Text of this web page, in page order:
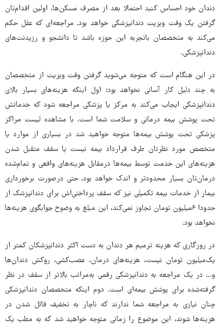
دندان خود احساس کنید احتمالا بعد از مصرف مسکن‌ها، اولین اقدام‌تان
گرفتن یک وقت ویزیت دندانپزشکی خواهد بود. مراجعه‌ای که عقل حکم
می‌کند به متخصصان باتجربه این حوزه باشد تا دانشجو و رزیدنت‌های
دندانپزشکی.
در این هنگام است که متوجه می‌شوید گرفتن وقت ویزیت از متخصصان
به چند دلیل کار آسانی نخواهد بود؛ اول اینکه هزینه‌های بسیار بالای
دندانپزشکی ایجاب می‌کند به مرکز یا پزشکی مراجعه شود که خدماتش
تحت پوشش بیمه درمانی و سلامت شما است. با مشاهده لیست مراکز
پزشکی تحت پوشش بیمه‌ها متوجه خواهید شد در بسیاری از موارد یا
متخصص مورد نظرتان طرف قرارداد بیمه نیست یا سقف متقبل شدن
هزینه‌های این خدمت توسط بیمه‌ها درمقابل هزینه‌های واقعی و تمام‌شده
درمان‌تان بسیار محدودتر و اندک خواهد بود، حتی درصورت برخورداری
بیمار از خدمات بیمه تکمیلی نیز که سقف پرداختی‌اش برای دندانپزشک از
حدودا ۶میلیون تومان تجاوز نمی‌کند، این مبلغ به وضوح جوابگوی هزینه‌ها
نخواهد بود.
در روزگاری که هزینه ترمیم هر دندان به دست اکثر دندانپزشکان کمتر از
یک‌میلیون تومان نیست، هزینه‌های درمان، عصب‌کشی، روکش دندان‌ها
و... در یک مراجعه به دندانپزشکی رقمی به‌مراتب بالاتر از سقف در نظر
گرفته‌شده برای پوشش بیمه‌ای است. دوم اینکه متخصصان دندانپزشکی
چنان نیازی به مراجعه شما ندارند که ناچار به تخفیف قائل شدن در
هزینه‌ها شوند، این موضوع را زمانی متوجه خواهید شد که به مطب یک